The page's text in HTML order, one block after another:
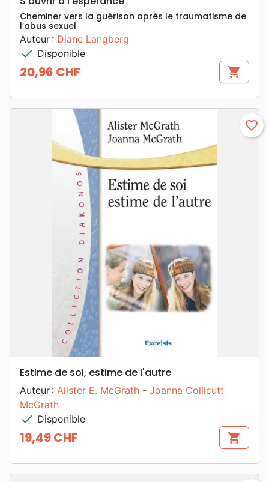
Cheminer vers la guérison après le traumatisme de
l’abus sexuel
Auteur : Diane Langberg
check Disponible
Prix
20,96 CHF shopping_cart
favorite_border
Estime de soi, estime de l'autre
Auteur : Alister E. McGrath - Joanna Collicutt
McGrath
check Disponible
Prix
19,49 CHF shopping_cart